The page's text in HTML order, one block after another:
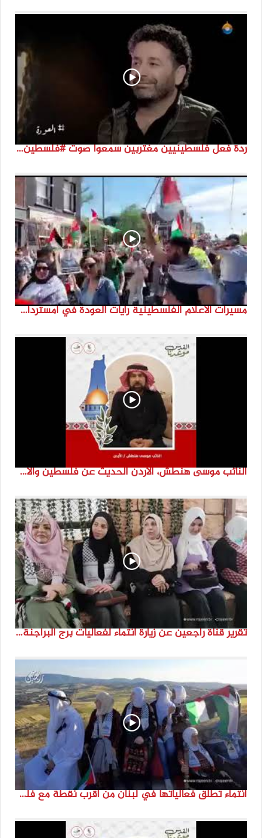
ردة فعل فلسطينيين مغتربين سمعوا صوت #فلسطين لأول مرة #نتماء2022 #القدس_موعدنا #النكبة74
مسيرات الاعلام الفلسطينية رايات العودة في امستردام #النكبة74 #انتماء2022 #القدس_موعدنا
النائب موسى هنطش، الأردن الحديث عن فلسطين والاقصى هو عنصر تحدي من تحديات الأُمة في تاريخها الطويل. #انتماء2022
تقرير قناة راجعين عن زيارة انتماء لفعاليات برج البراجنة اعداد جنى شحرور
انتماء تطلق فعالياتها في لبنان من أقرب نقطة مع فلسطين المحتلة في ذكرى النكبة_74تقرير: جنى شحرور